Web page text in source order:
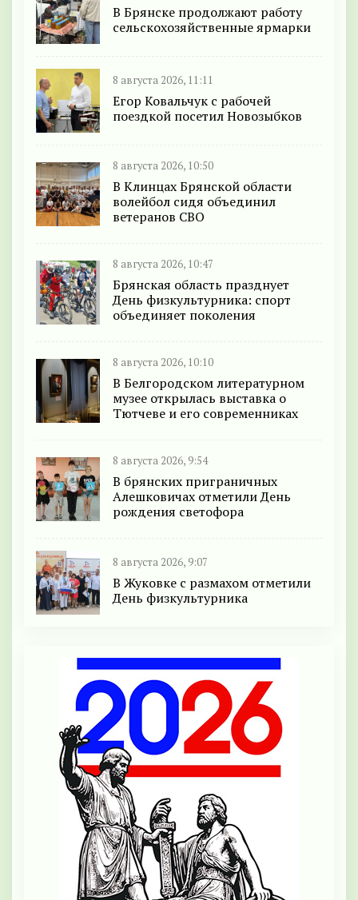
В Брянске продолжают работу
сельскохозяйственные ярмарки
8 августа 2026, 11:11
Егор Ковальчук с рабочей
поездкой посетил Новозыбков
8 августа 2026, 10:50
В Клинцах Брянской области
волейбол сидя объединил
ветеранов СВО
8 августа 2026, 10:47
Брянская область празднует
День физкультурника: спорт
объединяет поколения
8 августа 2026, 10:10
В Белгородском литературном
музее открылась выставка о
Тютчеве и его современниках
8 августа 2026, 9:54
В брянских приграничных
Алешковичах отметили День
рождения светофора
8 августа 2026, 9:07
В Жуковке с размахом отметили
День физкультурника